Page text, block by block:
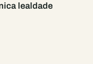
lealdade